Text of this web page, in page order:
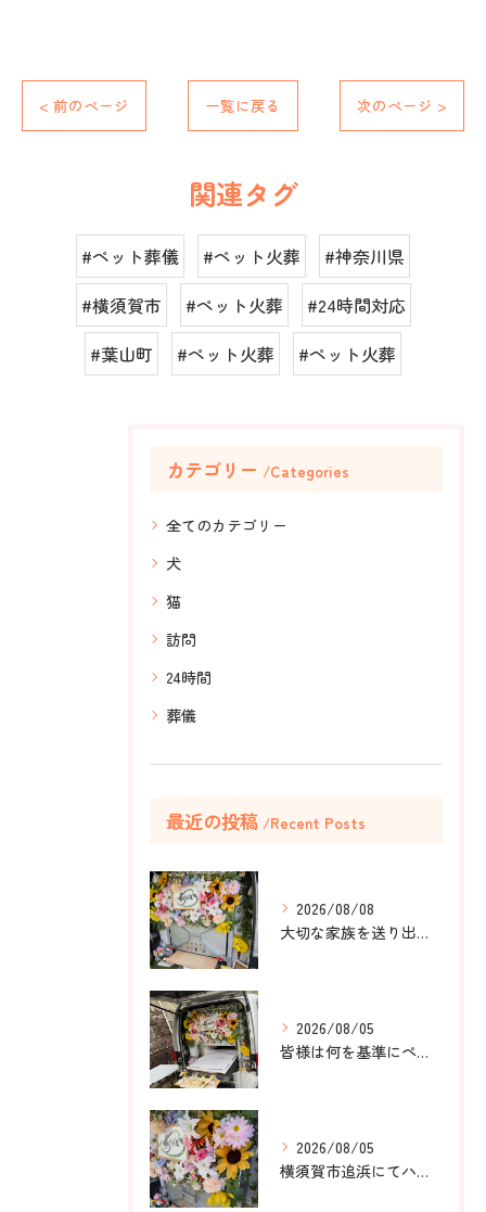
< 前のページ 一覧に戻る 次のページ >
関連タグ
#ペット葬儀 #ペット火葬
#神奈川県
#横須賀市
#ペット火葬
#24時間対応
#葉山町
#ペット火葬 #ペット火葬
カテゴリー Categories
全てのカテゴリー
犬
猫
訪問
24時間
葬儀
最近の投稿 Recent Posts
2026/08/08
大切な家族を送り出すお手伝いをしました。
2026/08/05
皆様は何を基準にペット葬儀社を選びますか？
2026/08/05
横須賀市追浜にてハムスターのみかんちゃんのペット火葬のお手伝...